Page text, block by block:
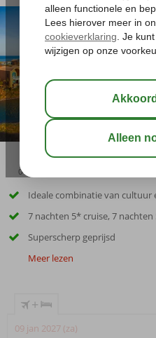
04:50
Ideale combinatie van cultuur
7 nachten 5* cruise, 7
Superscherp geprijsd
Meer lezen
+
09 jan 2027 (za)